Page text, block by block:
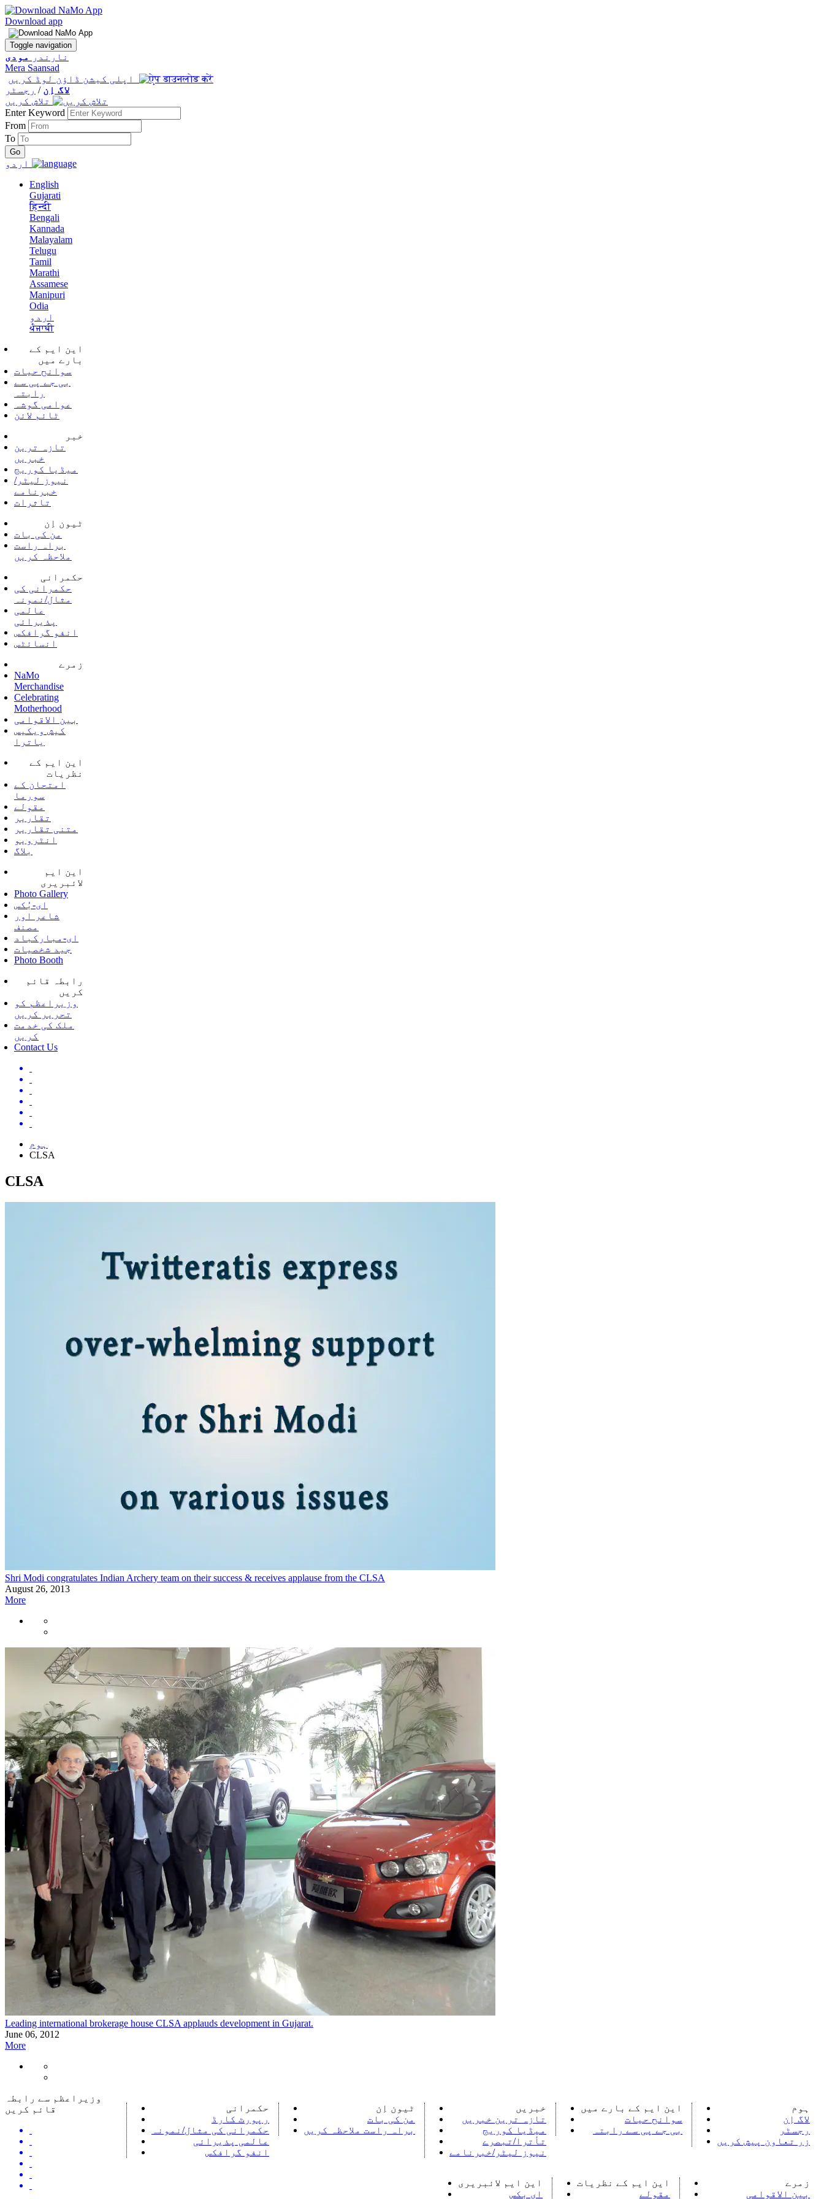
Download app
Toggle navigation
نارندر
مودی
Mera Saansad
اپلی کیشن ڈاؤن لوڈ کریں
لاگ اِن / رجسٹر
Enter Keyword
From
To
English
Gujarati
हिन्दी
Bengali
Kannada
Malayalam
Telugu
Tamil
Marathi
Assamese
Manipuri
Odia
اردو
ਪੰਜਾਬੀ
این ایم کے
بارے میں
سوانح حیات
بی جے پی سے
رابتہ
عوامی گوشہ
ٹائم لائن
خبر
تازہ ترین
خبریں
میڈیا کوریج
نیوز لیٹر/
خبرنامے
تاثرات
ٹیون اِن
من کی بات
براہ راست
ملاحظہ کریں
حکمرانی
حکمرانی کی
مثال/نمونہ
عالمی
پذیرائی
انفو گرافکس
انسائٹس
زمرے
NaMo
Merchandise
Celebrating
Motherhood
بین الاقوامی
کیش ویکیس
یاترا
این ایم کے
نظریات
امتحان کے
سورما
مقولے
تقاریر
متنی تقاریر
انٹرویو
بلاگ
این ایم
لائبریری
Photo Gallery
ای-بُکس
شاعر اور
مصنف
ای-مبارکباد
جید شخصیات
Photo Booth
رابطہ قائم
کریں
وزیراعظم کو
تحریر کریں
ملک کی خدمت
کریں
Contact Us
ہوم
CLSA
CLSA
Shri Modi congratulates Indian Archery team on their success & receives applause from the CLSA
August 26, 2013
More
Leading international brokerage house CLSA applauds development in Gujarat.
June 06, 2012
More
ہوم
لاگ اِن
رجسٹر
زر تعاون پیش کریں
این ایم کے بارے میں
سوانح حیات
بی جے پی سے رابتہ
خبریں
تازہ ترین خبریں
میڈیا کوریج
تأترا/تبصرے
نیوز لیٹر/خبرنامے
ٹیون اِن
من کی بات
براہ راست ملاحظہ کریں
حکمرانی
رپورٹ کارڈ
حکمرانی کی مثال/نمونہ
عالمی پذیرائی
انفو گرافکس
زمرے
بین الاقوامی
این ایم کے نظریات
مقولے
این ایم لائبریری
ای بکس
وزیراعظم سے رابطہ
قائم کریں